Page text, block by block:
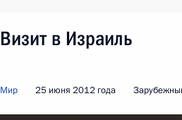
Визит в Израиль
Мир 25 июня 2012 года